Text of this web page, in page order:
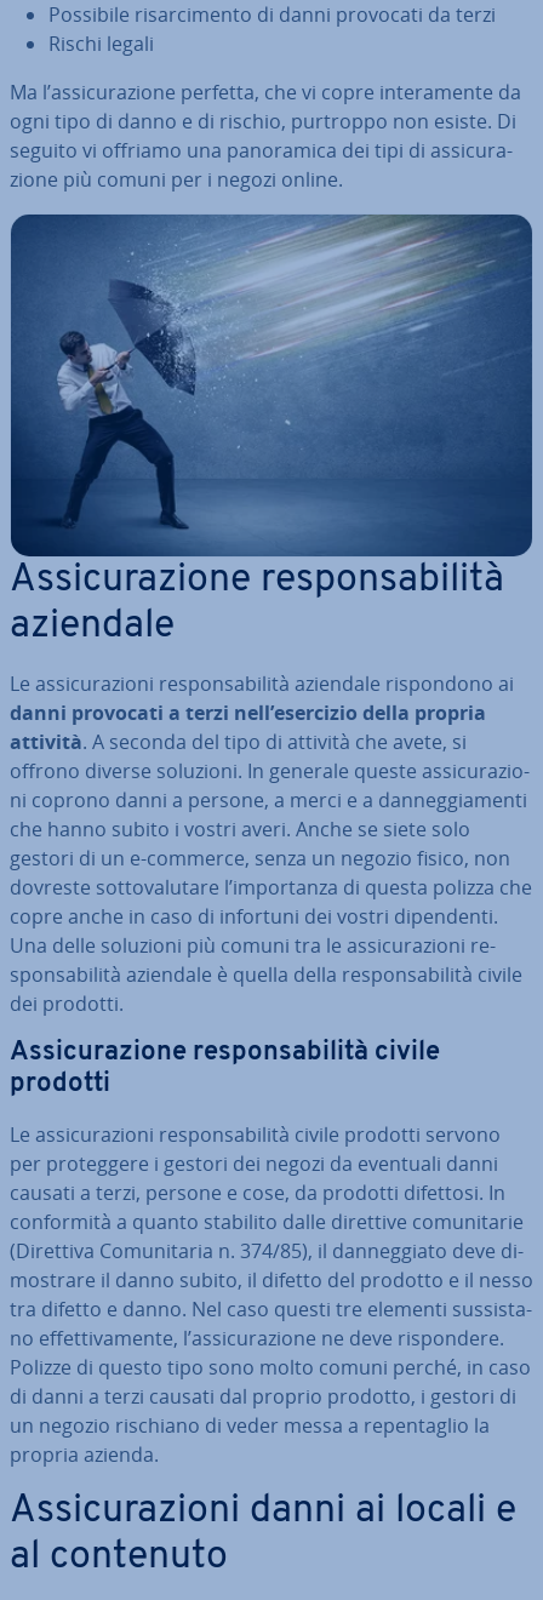
Possibile ri­sar­ci­men­to di danni provocati da terzi
Rischi legali
Ma l’as­si­cu­ra­zio­ne perfetta, che vi copre in­te­ra­men­te da
ogni tipo di danno e di rischio, purtroppo non esiste. Di
seguito vi offriamo una pa­no­ra­mi­ca dei tipi di as­si­cu­ra­
zio­ne più comuni per i negozi online.
As­si­cu­ra­zio­ne re­spon­sa­bi­li­tà
aziendale
Le as­si­cu­ra­zio­ni re­spon­sa­bi­li­tà aziendale ri­spon­do­no ai
danni provocati a terzi nell’esercizio della propria
attività. A seconda del tipo di attività che avete, si
offrono diverse soluzioni. In generale queste as­si­cu­ra­zio­
ni coprono danni a persone, a merci e a dan­neg­gia­men­ti
che hanno subito i vostri averi. Anche se siete solo
gestori di un e-commerce, senza un negozio fisico, non
dovreste sot­to­va­lu­ta­re l’im­por­tan­za di questa polizza che
copre anche in caso di infortuni dei vostri di­pen­den­ti.
Una delle soluzioni più comuni tra le as­si­cu­ra­zio­ni re­
spon­sa­bi­li­tà aziendale è quella della re­spon­sa­bi­li­tà civile
dei prodotti.
As­si­cu­ra­zio­ne re­spon­sa­bi­li­tà civile
prodotti
Le as­si­cu­ra­zio­ni re­spon­sa­bi­li­tà civile prodotti servono
per pro­teg­ge­re i gestori dei negozi da eventuali danni
causati a terzi, persone e cose, da prodotti difettosi. In
con­for­mi­tà a quanto stabilito dalle direttive co­mu­ni­ta­rie
(Direttiva Co­mu­ni­ta­ria n. 374/85), il dan­neg­gia­to deve di­
mo­stra­re il danno subito, il difetto del prodotto e il nesso
tra difetto e danno. Nel caso questi tre elementi sus­si­sta­
no ef­fet­ti­va­men­te, l’as­si­cu­ra­zio­ne ne deve ri­spon­de­re.
Polizze di questo tipo sono molto comuni perché, in caso
di danni a terzi causati dal proprio prodotto, i gestori di
un negozio rischiano di veder messa a re­pen­ta­glio la
propria azienda.
As­si­cu­ra­zio­ni danni ai locali e
al contenuto